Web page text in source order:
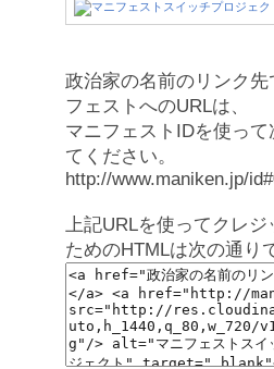
政治家の名前のリンク
フェストへのURLは、
マニフェストIDを使っ
てください。
http://www.maniken.jp/
上記URLを使ってクレジ
ためのHTMLは次の通り